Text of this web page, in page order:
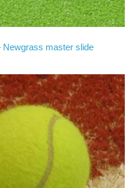
Newgrass master slide